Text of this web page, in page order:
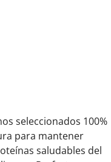
seleccionados 100%
para mantener
saludables del